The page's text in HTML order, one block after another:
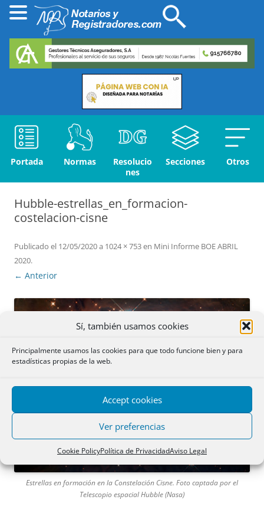
Sí, también usamos cookies
Principalmente usamos las cookies para que todo funcione bien y para
estadísticas propias de la web.
Accept cookies
Ver preferencias
Cookie PolicyPolítica de PrivacidadAviso Legal
Portada Normas
Resolucio
nes
Secciones Otros
Hubble-estrellas_en_formacion-
costelacion-cisne
Publicado el 12/05/2020a 1024 × 753en Mini Informe BOE ABRIL
2020.
← Anterior
Estrellas en formación en la Constelación Cisne. Foto captada por el
Telescopio espacial Hubble (Nasa)